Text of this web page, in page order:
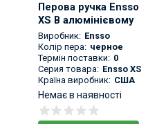
Перова ручка Ensso
XS В алюмінієвому
корпусі
Мінімалістична
кишенькова Чорна
Виробник: Ensso
Колір пера: черное
Термін поставки: 0
Серия товара: Ensso XS
Країна виробник: США
Немає в наявності